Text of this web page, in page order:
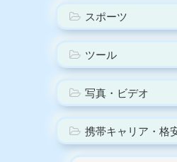
NFT
ゲーム
ニュース
仮想通貨